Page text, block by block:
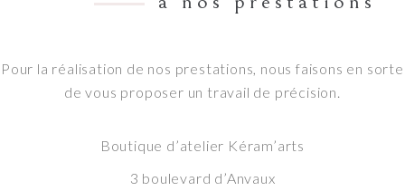
Pour la réalisation de nos prestations, nous faisons en sorte
de vous proposer un travail de précision.
Boutique d’atelier Kéram’arts
3 boulevard d’Anvaux